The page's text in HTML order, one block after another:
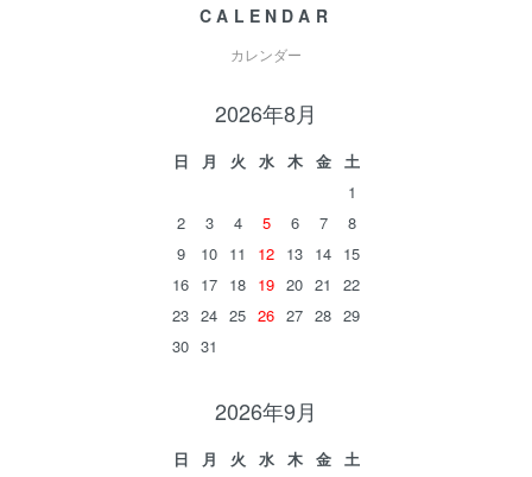
CALENDAR
カレンダー
2026年8月
日 月 火 水 木 金
土
1
2
3 4 5 6 7
8
9
10 11 12 13 14 15
16 17 18 19 20 21
22
23 24 25 26 27 28 29
30 31
2026年9月
日 月 火 水 木 金
土